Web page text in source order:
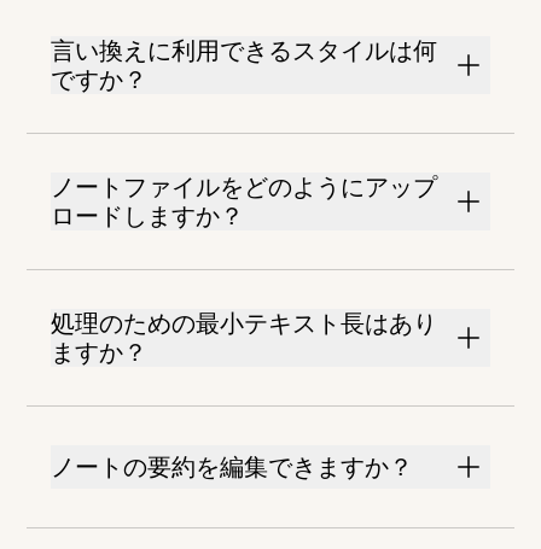
言い換えに利用できるスタイルは何
ですか？
ノートファイルをどのようにアップ
ロードしますか？
処理のための最小テキスト長はあり
ますか？
ノートの要約を編集できますか？